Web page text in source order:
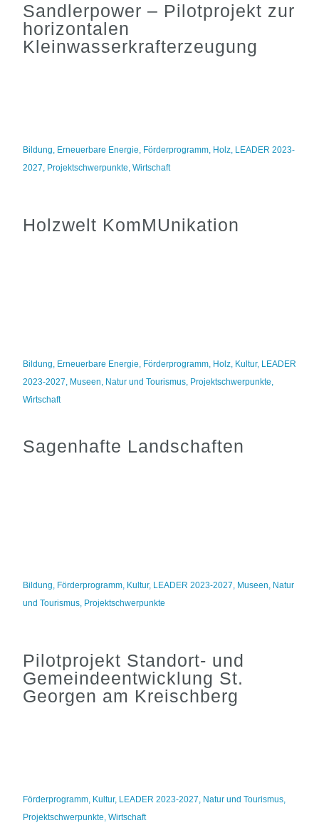
Sandlerpower – Pilotprojekt zur
horizontalen
Kleinwasserkrafterzeugung
Bildung, Erneuerbare Energie, Förderprogramm, Holz, LEADER 2023-
2027, Projektschwerpunkte,Wirtschaft
Holzwelt KomMUnikation
Bildung, Erneuerbare Energie, Förderprogramm, Holz, Kultur, LEADER
2023-2027, Museen, Natur und Tourismus, Projektschwerpunkte,
Wirtschaft
Sagenhafte Landschaften
Bildung, Förderprogramm, Kultur, LEADER 2023-2027, Museen, Natur
und Tourismus, Projektschwerpunkte
Pilotprojekt Standort- und
Gemeindeentwicklung St.
Georgen am Kreischberg
Förderprogramm, Kultur, LEADER 2023-2027, Natur und Tourismus,
Projektschwerpunkte,Wirtschaft